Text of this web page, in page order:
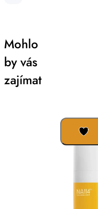
Mohlo
by vás
zajímat